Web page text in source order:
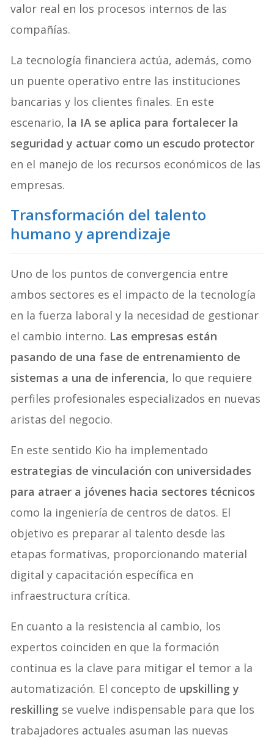
valor real en los procesos internos de las
compañías.
La tecnología financiera actúa, además, como
un puente operativo entre las instituciones
bancarias y los clientes finales. En este
escenario, la IA se aplica para fortalecer la
seguridad y actuar como un escudo protector
en el manejo de los recursos económicos de las
empresas.
Transformación del talento
humano y aprendizaje
Uno de los puntos de convergencia entre
ambos sectores es el impacto de la tecnología
en la fuerza laboral y la necesidad de gestionar
el cambio interno. Las empresas están
pasando de una fase de entrenamiento de
sistemas a una de inferencia, lo que requiere
perfiles profesionales especializados en nuevas
aristas del negocio.
En este sentido Kio ha implementado
estrategias de vinculación con universidades
para atraer a jóvenes hacia sectores técnicos
como la ingeniería de centros de datos. El
objetivo es preparar al talento desde las
etapas formativas, proporcionando material
digital y capacitación específica en
infraestructura crítica.
En cuanto a la resistencia al cambio, los
expertos coinciden en que la formación
continua es la clave para mitigar el temor a la
automatización. El concepto de upskilling y
reskilling se vuelve indispensable para que los
trabajadores actuales asuman las nuevas